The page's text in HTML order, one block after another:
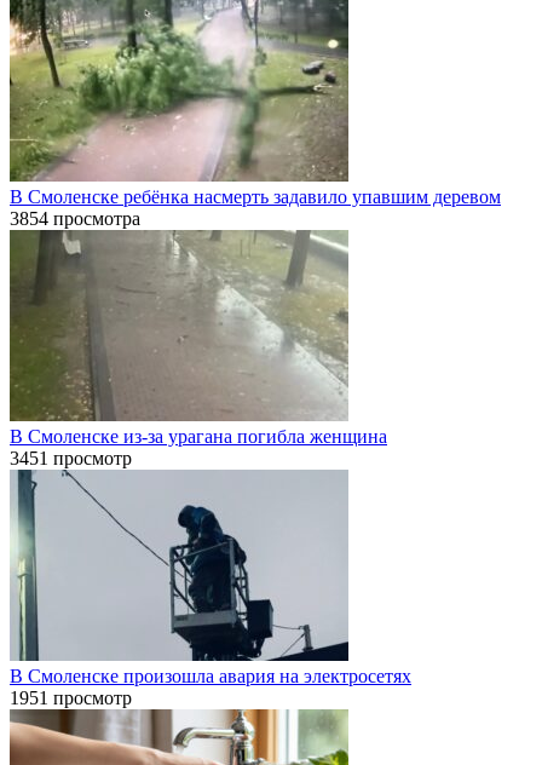
В Смоленске ребёнка насмерть задавило упавшим деревом
3854 просмотра
В Смоленске из-за урагана погибла женщина
3451 просмотр
В Смоленске произошла авария на электросетях
1951 просмотр